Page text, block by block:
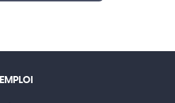
EMPLOI